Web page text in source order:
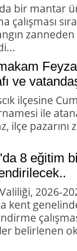
bir mantar
çalışması
ve
ilçesine
ile
ilçe
8 eğitim
2026-
kent
belirlenen